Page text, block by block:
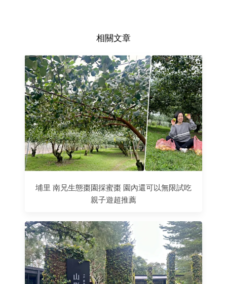
相關文章
埔里 南兄生態棗園採蜜棗 園內還可以無限試吃
親子遊超推薦